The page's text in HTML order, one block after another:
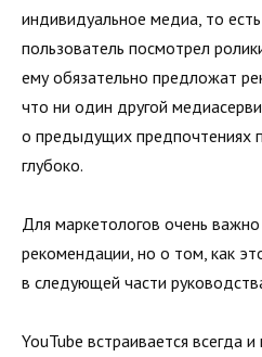
индивидуальное медиа, то
пользователь посмотрел
ему обязательно предложат
что ни один другой
о предыдущих предпочтениях
глубоко.
Для маркетологов очень
рекомендации, но о том, как
в следующей части
YouTube встраивается всегда